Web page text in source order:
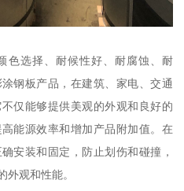
色选择、耐候性好、耐腐蚀、耐
钢板产品，在建筑、家电、交通
仅能够提供美观的外观和良好的
能源效率和增加产品附加值。在
安装和固定，防止划伤和碰撞，
外观和性能。